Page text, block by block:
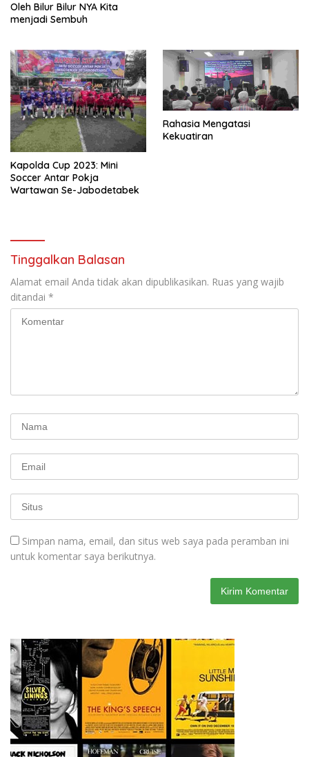
Oleh Bilur Bilur NYA Kita
menjadi Sembuh
Kapolda Cup 2023: Mini
Soccer Antar Pokja
Wartawan Se-Jabodetabek
Rahasia Mengatasi
Kekuatiran
Tinggalkan Balasan
Alamat email Anda tidak akan dipublikasikan. Ruas yang wajib
ditandai *
Simpan nama, email, dan situs web saya pada peramban ini
untuk komentar saya berikutnya.